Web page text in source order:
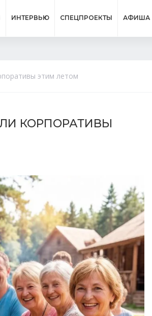
ИНТЕРВЬЮ СПЕЦПРОЕКТЫ АФИША
этим летом
КОРПОРАТИВЫ